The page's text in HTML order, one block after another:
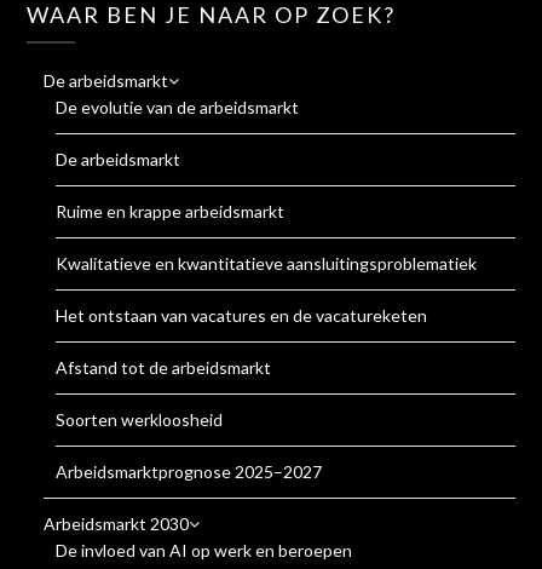
WAAR BEN JE NAAR OP ZOEK?
De arbeidsmarkt
De evolutie van de arbeidsmarkt
De arbeidsmarkt
Ruime en krappe arbeidsmarkt
Kwalitatieve en kwantitatieve aansluitingsproblematiek
Het ontstaan van vacatures en de vacatureketen
Afstand tot de arbeidsmarkt
Soorten werkloosheid
Arbeidsmarktprognose 2025–2027
Arbeidsmarkt 2030
De invloed van AI op werk en beroepen